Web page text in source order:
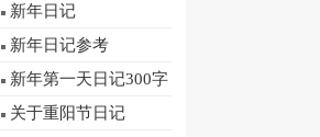
字：有趣的春节
新年日记
新年日记参考
新年第一天日记300字
关于重阳节日记